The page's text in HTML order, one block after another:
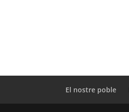
El nostre poble